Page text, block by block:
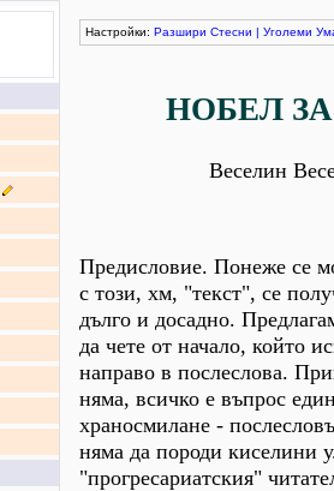
Настройки: Разшири Стесни | Уголеми
НОБЕЛ
Веселин
Предисловие. Понеже се
с този, хм, "текст", се
дълго и досадно.
да чете от начало, който
направо в послеслова.
няма, всичко е въпрос
храносмилане -
няма да породи киселини
"прогресариатския"